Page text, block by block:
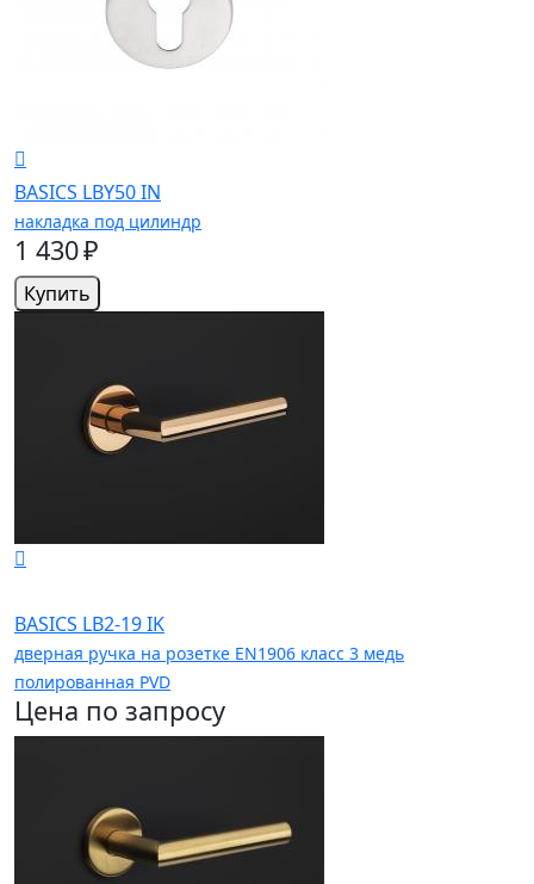
BASICS LBY50 IN
накладка под цилиндр
1 430 ₽
Купить
BASICS LB2-19 IK
дверная ручка на розетке EN1906 класс 3 медь
полированная PVD
Цена по запросу